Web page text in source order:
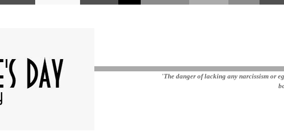
'The danger of lacking any narcissism or